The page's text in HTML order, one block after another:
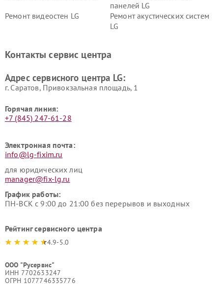
панелей LG
Ремонт видеостен LG
Ремонт акустических систем
LG
Ремонт морозильных камер
Ремонт вертикальных
Контакты сервис центра
Адрес сервисного центра LG:
г. Саратов, Привокзальная площадь, 1
Горячая линия:
+7 (845) 247-61-28
Электронная почта:
info@lg-fixim.ru
для юридических лиц
manager@fix-lg.ru
График работы:
ПН-ВСК с 9:00 до 21:00 без перерывов и выходных
Рейтинг сервисного центра
4.9-5.0
ООО "Русервис"
ИНН 7702633247
ОГРН 1077746335776